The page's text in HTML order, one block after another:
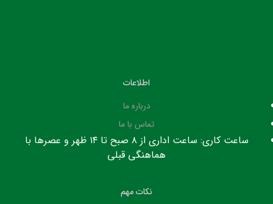
اطلاعات
درباره ما
تماس با ما
ساعت کاری: ساعت اداری از ۸ صبح تا ۱۴ ظهر و عصرها با
هماهنگی قبلی
نکات مهم